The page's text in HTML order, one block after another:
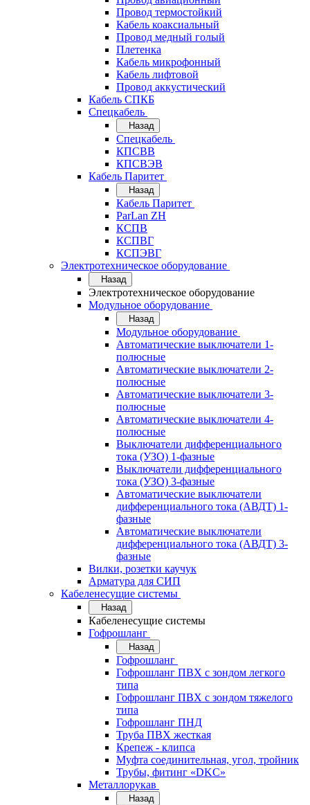
Провод термостойкий
Кабель коаксиальный
Провод медный голый
Плетенка
Кабель микрофонный
Кабель лифтовой
Провод аккустический
Кабель СПКБ
Спецкабель
Назад
Спецкабель
КПСВВ
КПСВЭВ
Кабель Паритет
Назад
Кабель Паритет
ParLan ZH
КСПВ
КСПВГ
КСПЭВГ
Электротехническое оборудование
Назад
Электротехническое оборудование
Модульное оборудование
Назад
Модульное оборудование
Автоматические выключатели 1-
полюсные
Автоматические выключатели 2-
полюсные
Автоматические выключатели 3-
полюсные
Автоматические выключатели 4-
полюсные
Выключатели дифференциального
тока (УЗО) 1-фазные
Выключатели дифференциального
тока (УЗО) 3-фазные
Автоматические выключатели
дифференциального тока (АВДТ) 1-
фазные
Автоматические выключатели
дифференциального тока (АВДТ) 3-
фазные
Вилки, розетки каучук
Арматура для СИП
Кабеленесущие системы
Назад
Кабеленесущие системы
Гофрошланг
Назад
Гофрошланг
Гофрошланг ПВХ с зондом легкого
типа
Гофрошланг ПВХ с зондом тяжелого
типа
Гофрошланг ПНД
Труба ПВХ жесткая
Крепеж - клипса
Муфта соединительная, угол, тройник
Трубы, фитинг «DKC»
Металлорукав
Назад